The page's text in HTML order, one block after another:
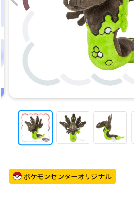
ポケモンセンターオリジナル